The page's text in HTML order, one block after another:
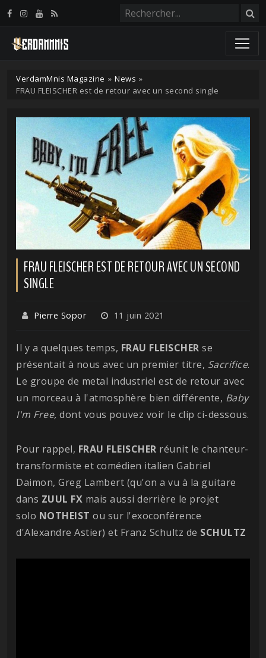
VerdamMnis Magazine » News »
FRAU FLEISCHER est de retour avec un second single
FRAU FLEISCHER EST DE RETOUR AVEC UN SECOND
SINGLE
Pierre Sopor 11 juin 2021
Il y a quelques temps, FRAU FLEISCHER se
présentait à nous avec un premier titre, Sacrifice.
Le groupe de metal industriel est de retour avec
un morceau à l'atmosphère bien différente, Baby
I'm Free, dont vous pouvez voir le clip ci-dessous.
Pour rappel, FRAU FLEISCHER réunit le chanteur-
transformiste et comédien italien Gabriel
Daimon, Greg Lambert (qu'on a vu à la guitare
dans ZUUL FX mais aussi derrière le projet
solo NOTHEIST ou sur l'exoconférence
d'Alexandre Astier) et Franz Schultz de SCHULTZ
Panneau de gestion des cookies